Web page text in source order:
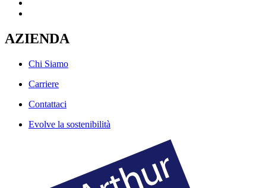
AZIENDA
Chi Siamo
Carriere
Contattaci
Evolve la sostenibilità